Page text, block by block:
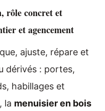
rôle concret et
et agencement
ajuste, répare et
dérivés : portes,
habillages et
la menuisier en bois